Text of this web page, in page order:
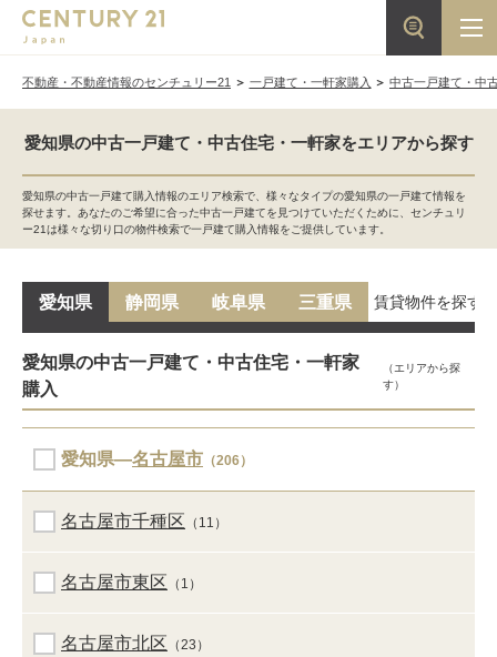
不動産・不動産情報のセンチュリー21 一戸建て・一軒家購入 中古一戸建て・中
愛知県の中古一戸建て・中古住宅・一軒家をエリアから探す
愛知県の中古一戸建て購入情報のエリア検索で、様々なタイプの愛知県の一戸建て情報を
探せます。あなたのご希望に合った中古一戸建てを見つけていただくために、センチュリ
ー21は様々な切り口の物件検索で一戸建て購入情報をご提供しています。
愛知県 静岡県 岐阜県 三重県 賃貸物件を探す
愛知県の中古一戸建て・中古住宅・一軒家
購入
（エリアから探
す）
愛知県―名古屋市 （206）
名古屋市千種区 （11）
名古屋市東区 （1）
名古屋市北区 （23）